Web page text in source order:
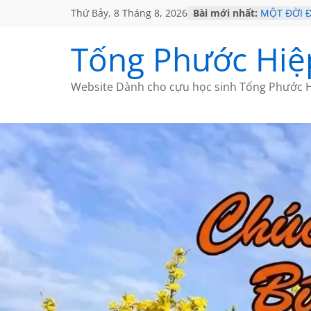
Thứ Bảy, 8 Tháng 8, 2026 Bài mới nhất: MỘT ĐỜI
CHÙM
GIÃ TỪ ĐÀ
HỌC SỬ
Tống Phước
Website Dành cho cựu học sinh Tống Phước